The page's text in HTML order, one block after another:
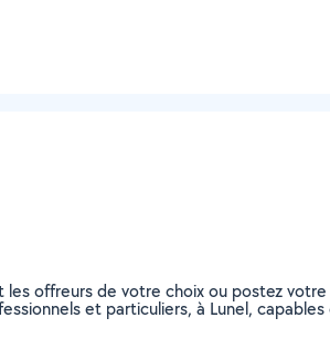
offreurs de votre choix ou postez
et particuliers, à Lunel,